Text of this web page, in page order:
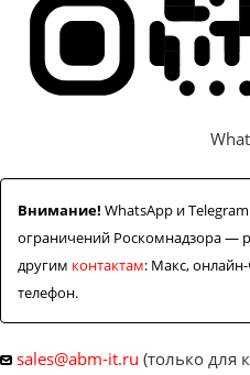
Внимание! WhatsApp и
ограничений Роскомнадзора —
другим контактам: Макс,
телефон.
sales@abm-it.ru (только для
Задать вопрос
Контакты